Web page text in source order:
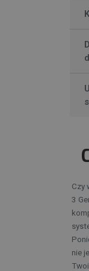
Czy
3
nie